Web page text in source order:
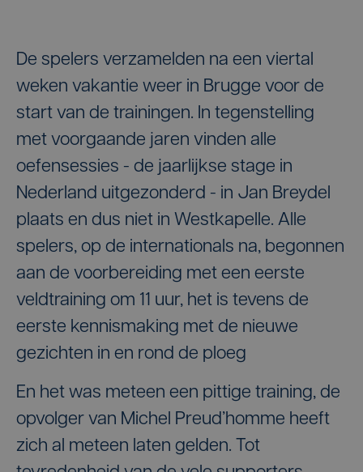
De spelers verzamelden na een viertal
weken vakantie weer in Brugge voor de
start van de trainingen. In tegenstelling
met voorgaande jaren vinden alle
oefensessies - de jaarlijkse stage in
Nederland uitgezonderd - in Jan Breydel
plaats en dus niet in Westkapelle. Alle
spelers, op de internationals na, begonnen
aan de voorbereiding met een eerste
veldtraining om 11 uur, het is tevens de
eerste kennismaking met de nieuwe
gezichten in en rond de ploeg
En het was meteen een pittige training, de
opvolger van Michel Preud’homme heeft
zich al meteen laten gelden. Tot